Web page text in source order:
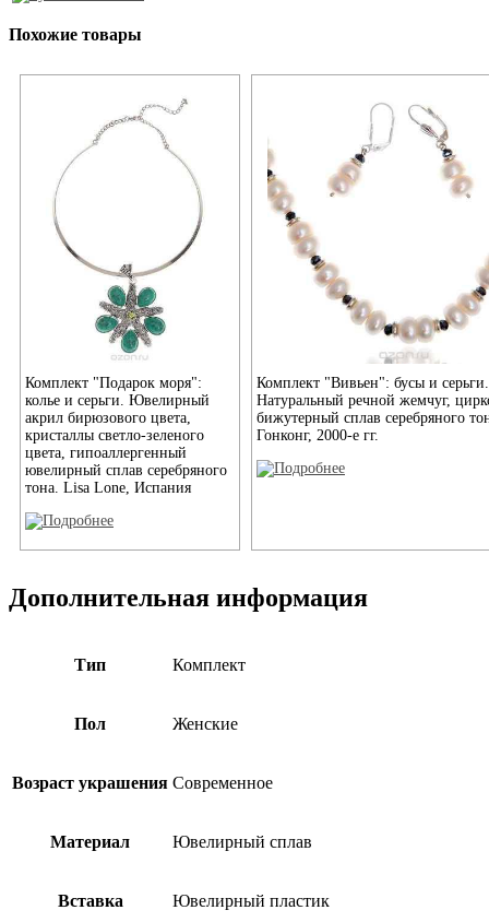
Похожие товары
Комплект "Подарок моря":
колье и серьги. Ювелирный
акрил бирюзового цвета,
кристаллы светло-зеленого
цвета, гипоаллергенный
ювелирный сплав серебряного
тона. Lisa Lone, Испания
Комплект "Вивьен": бусы и серьги.
Натуральный речной жемчуг,
бижутерный сплав серебряного
Гонконг, 2000-е гг.
Дополнительная информация
Тип Комплект
Пол Женские
Возраст украшения Современное
Материал Ювелирный сплав
Вставка Ювелирный пластик